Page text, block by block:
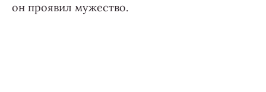
он проявил мужество.